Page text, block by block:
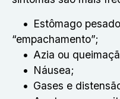
Estômago
“empachamento”;
Azia ou
Náusea;
Gases e